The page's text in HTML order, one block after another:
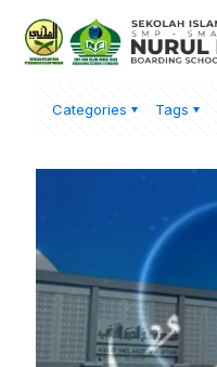
Categories Tags